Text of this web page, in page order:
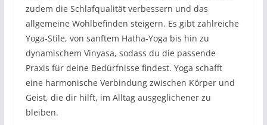
zudem die Schlafqualität verbessern und das
allgemeine Wohlbefinden steigern. Es gibt zahlreiche
Yoga-Stile, von sanftem Hatha-Yoga bis hin zu
dynamischem Vinyasa, sodass du die passende
Praxis für deine Bedürfnisse findest. Yoga schafft
eine harmonische Verbindung zwischen Körper und
Geist, die dir hilft, im Alltag ausgeglichener zu
bleiben.